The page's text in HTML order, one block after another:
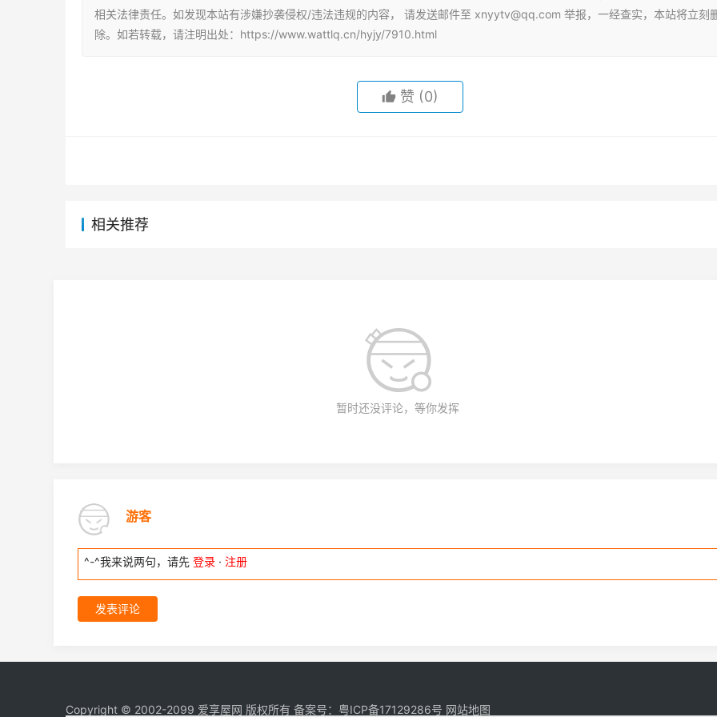
相关法律责任。如发现本站有涉嫌抄袭侵权/违法违规的内容， 请发送邮件至 xnyytv@qq.com 举报，一经查实，本站将立刻
除。如若转载，请注明出处：https://www.wattlq.cn/hyjy/7910.html
赞 (0)
相关推荐
暂时还没评论，等你发挥
游客
^-^我来说两句，请先 登录 · 注册
发表评论
Copyright © 2002-2099 爱享屋网 版权所有 备案号： 粤ICP备17129286号 网站地图